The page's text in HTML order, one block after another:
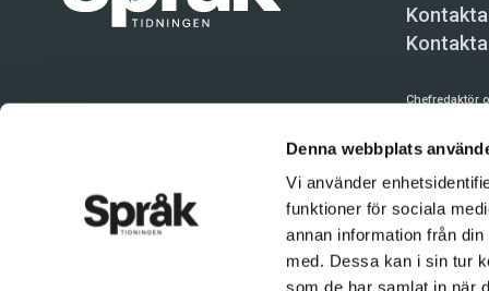
Denna webbplats
Vi använder
funktioner för sociala
annan information från
med. Dessa kan i sin tur
som de har samlat in när
Chefredaktör
Kundtjänst
Användning
tillåten.
©